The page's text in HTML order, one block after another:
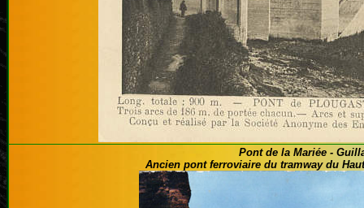
Pont de la Mariée -
Ancien pont ferroviaire du tramway du